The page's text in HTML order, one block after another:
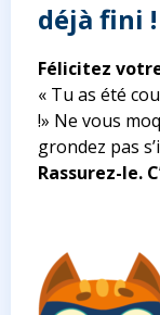
déjà fini !
Félicitez
« Tu as été
!» Ne vous
grondez pas
Rassurez-le.